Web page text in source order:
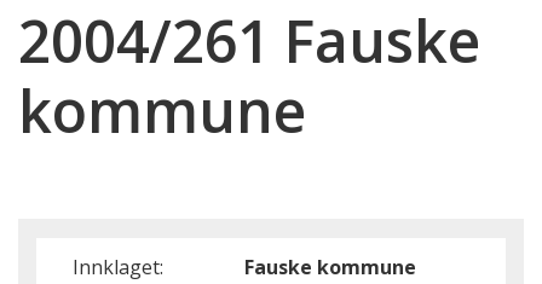
2004/261 Fauske
kommune
Innklaget: Fauske kommune